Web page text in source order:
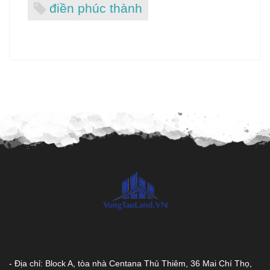
điền phúc thành
- Địa chỉ: Block A, tòa nhà Centana Thủ Thiêm, 36 Mai Chí Thọ,